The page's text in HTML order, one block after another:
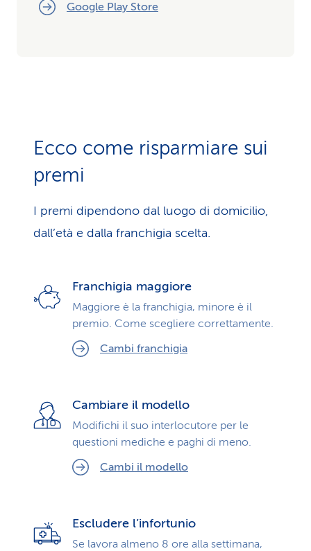
Google Play Store
Ecco come risparmiare sui
premi
I premi dipendono dal luogo di domicilio,
dall’età e dalla franchigia scelta.
Franchigia maggiore
Maggiore è la franchigia, minore è il
premio. Come scegliere correttamente.
Cambi franchigia
Cambiare il modello
Modifichi il suo interlocutore per le
questioni mediche e paghi di meno.
Cambi il modello
Escludere l’infortunio
Se lavora almeno 8 ore alla settimana,